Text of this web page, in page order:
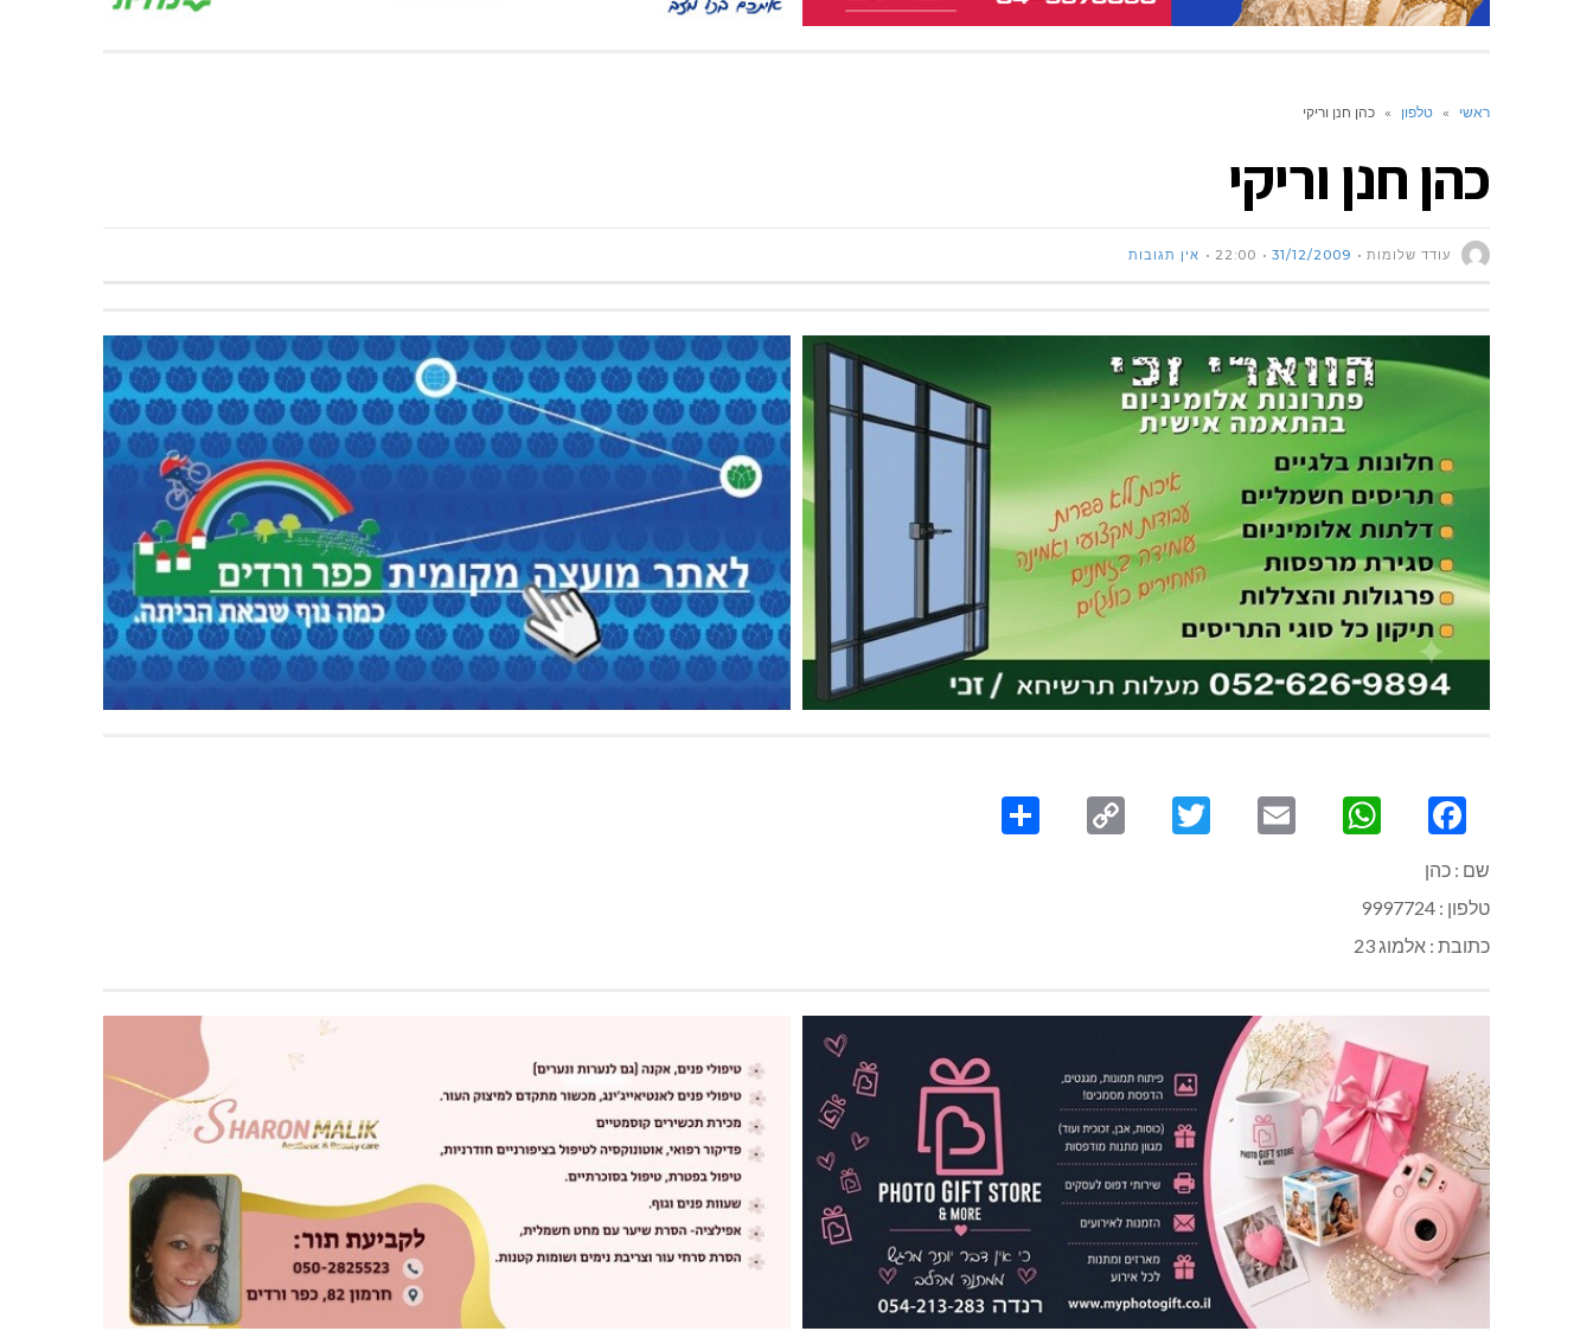
ראשי » טלפון » כהן חנן וריקי
כהן חנן וריקי
עודד שלומות 31/12/2009
22:00 אין תגובות
Facebook
WhatsApp
Email
Twitter
Copy
שם : כהן
טלפון : 9997724
כתובת : אלמוג 23